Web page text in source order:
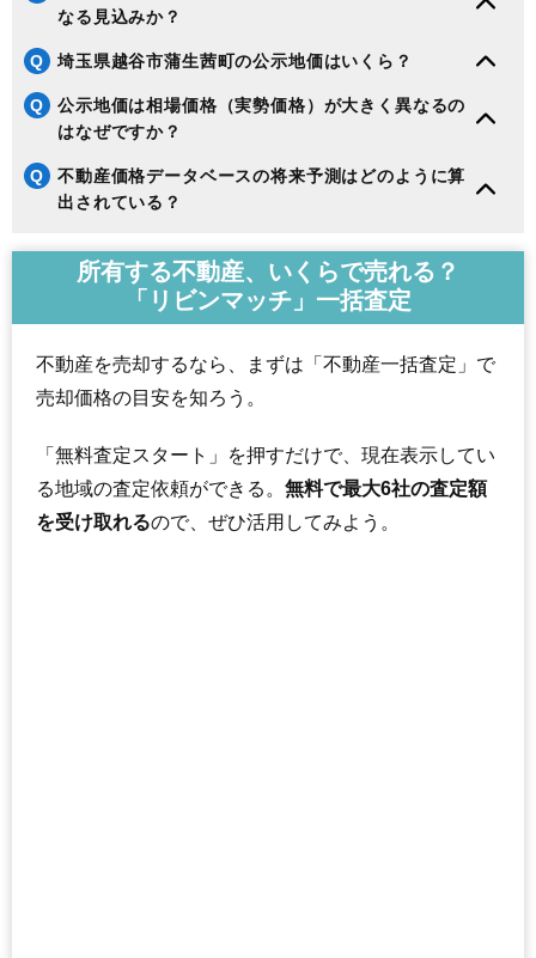
なる見込みか？
Q 埼玉県越谷市蒲生茜町の公示地価はいくら？
Q
公示地価は相場価格（実勢価格）が大きく異なるの
はなぜですか？
Q
不動産価格データベースの将来予測はどのように算
出されている？
所有する不動産、いくらで売れる？
「リビンマッチ」一括査定
不動産を売却するなら、まずは「不動産一括査定」で
売却価格の目安を知ろう。
「無料査定スタート」を押すだけで、現在表示してい
る地域の査定依頼ができる。 無料で最大6社の査定額
を受け取れるので、ぜひ活用してみよう。